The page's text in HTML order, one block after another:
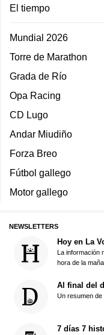
El tiempo
Mundial 2026
Torre de Marathon
Grada de Río
Opa Racing
CD Lugo
Andar Miudiño
Forza Breo
Fútbol gallego
Motor gallego
NEWSLETTERS
Hoy en La
La información
hora de la
Al final del
Un resumen
7 días 7